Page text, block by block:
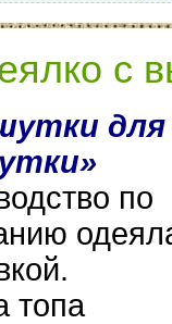
с
для
по
топа